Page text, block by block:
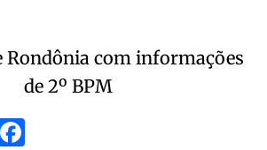
Rondônia com informações
de 2º BPM
Facebook